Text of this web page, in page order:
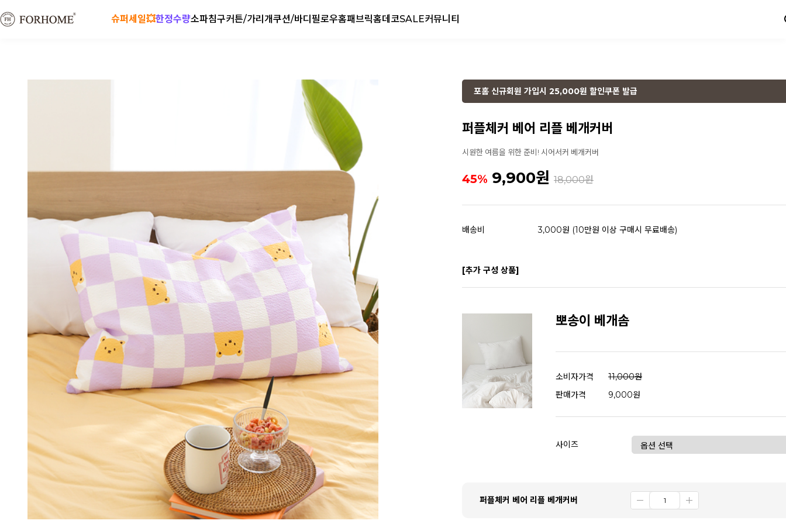
슈퍼세일💥한정수량소파침구커튼/가리개쿠션/바디필로우홈패브릭홈데코SALE커뮤니티
포홈 신규회원 가입시 25,000원 할인쿠폰 발급
퍼플체커 베어 리플 베개커버
시원한 여름을 위한 준비! 시어서커 베개커버
45% 9,900원 18,000원
배송비 3,000원 (10만원 이상 구매시 무료배송)
[추가 구성 상품]
뽀송이 베개솜
소비자가격
11,000원
판매가격
9,000원
사이즈
퍼플체커 베어 리플 베개커버